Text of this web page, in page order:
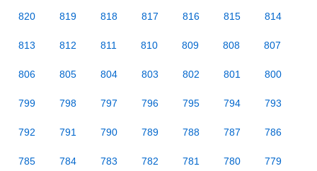
820 819 818 817 816 815 814
813 812 811 810 809 808 807
806 805 804 803 802 801 800
799 798 797 796 795 794 793
792 791 790 789 788 787 786
785 784 783 782 781 780 779